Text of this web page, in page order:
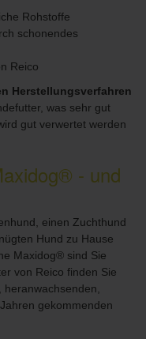
Rohstoffe
schonendes
Reico
Herstellungsverfahren
was sehr gut
gut verwertet werden
- und
einen Zuchthund
Hund zu Hause
Maxidog® sind Sie
von Reico finden Sie
gekommenden